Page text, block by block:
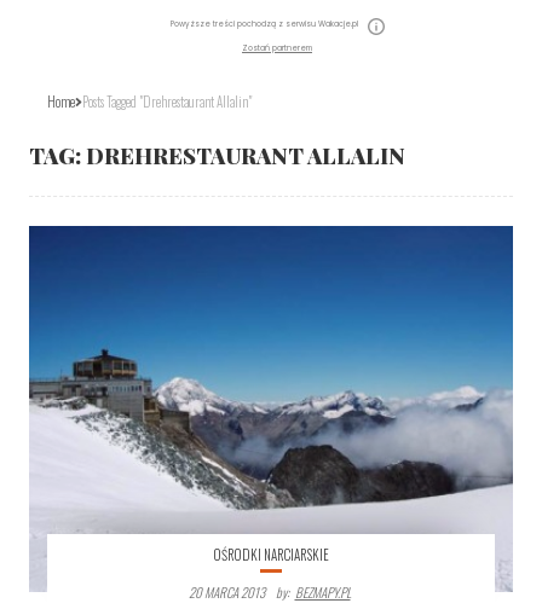
Powyższe treści pochodzą z serwisu Wakacje.pl
Zostań partnerem
Home Posts Tagged "Drehrestaurant Allalin"
TAG: DREHRESTAURANT ALLALIN
OŚRODKI NARCIARSKIE
20 MARCA 2013
By: BEZMAPY.PL